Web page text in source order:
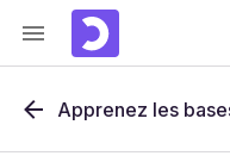
Apprenez les